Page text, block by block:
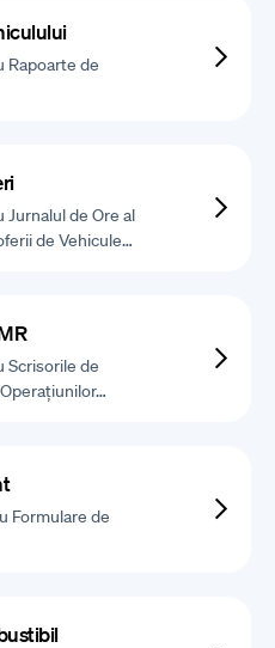
Rapoarte de
de Ore al
de Vehicule…
Scrisorile de
Formulare de